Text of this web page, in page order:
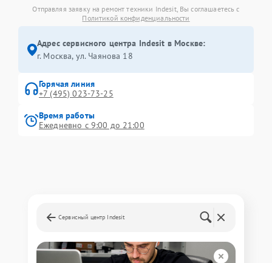
Отправляя заявку на ремонт техники Indesit, Вы соглашаетесь с
Политикой конфиденциальности
Адрес сервисного центра Indesit в Москве:
г. Москва, ул. Чаянова 18
Горячая линия
+7 (495) 023-73-25
Время работы
Ежедневно с 9:00 до 21:00
Сервисный центр Indesit